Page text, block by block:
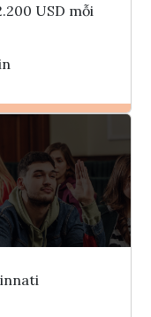
USD mỗi
Interlink